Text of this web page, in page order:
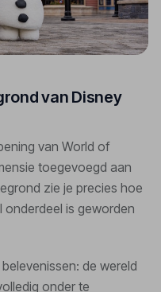
van Disney
van World of
toegevoegd aan
zie je precies hoe
is geworden
de wereld
onder te